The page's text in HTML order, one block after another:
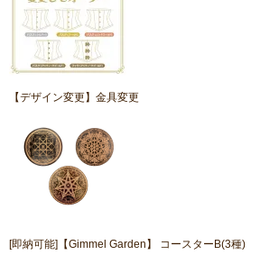
【デザイン変更】金具変更
[即納可能]【Gimmel Garden】 コースターB(3種)